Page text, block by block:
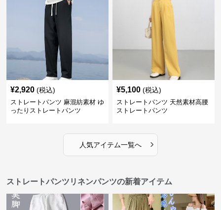
¥2,920 (税込)
ストレートパンツ 麻混紡素材 ゆ
ったりストレートパンツ
¥5,100 (税込)
ストレートパンツ 天然素材高腰
ストレートパンツ
人気アイテム一覧へ ›
ストレートパンツリネンパンツの新着アイテム